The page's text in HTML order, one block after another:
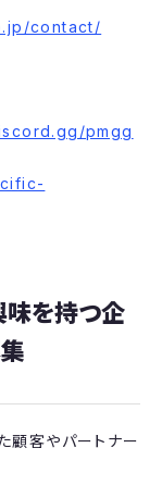
contact/
pmgg
味を持つ企
顧客やパートナー